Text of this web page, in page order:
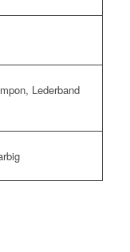
Lederband